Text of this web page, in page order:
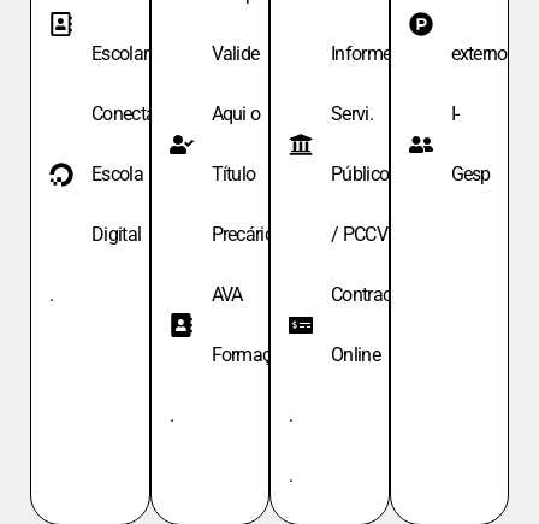
Escolar
Conecta
Escola
Digital
.
Valide
Aqui o
Título
Precário
AVA
Formação
.
Informe
Servi.
Públicos
/ PCCV
Contracheque
Online
.
.
externo
I-
Gesp